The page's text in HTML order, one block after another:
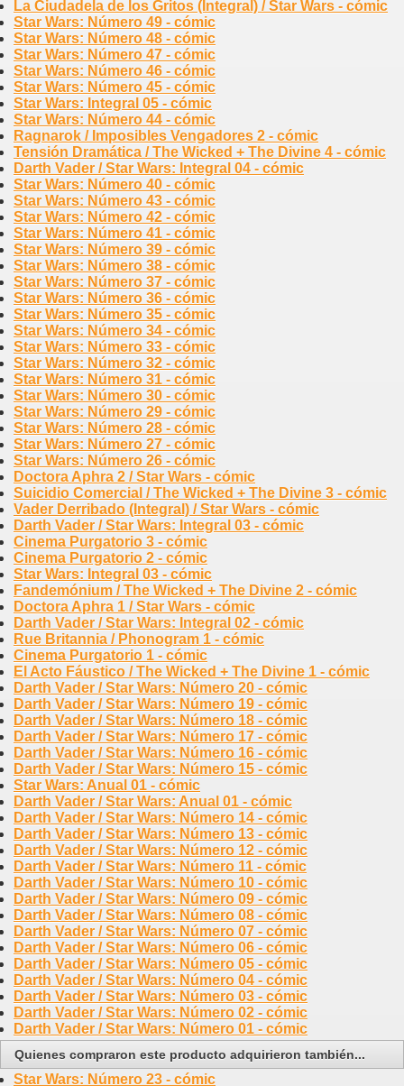
La Ciudadela de los Gritos (Integral) / Star Wars - cómic
Star Wars: Número 49 - cómic
Star Wars: Número 48 - cómic
Star Wars: Número 47 - cómic
Star Wars: Número 46 - cómic
Star Wars: Número 45 - cómic
Star Wars: Integral 05 - cómic
Star Wars: Número 44 - cómic
Ragnarok / Imposibles Vengadores 2 - cómic
Tensión Dramática / The Wicked + The Divine 4 - cómic
Darth Vader / Star Wars: Integral 04 - cómic
Star Wars: Número 40 - cómic
Star Wars: Número 43 - cómic
Star Wars: Número 42 - cómic
Star Wars: Número 41 - cómic
Star Wars: Número 39 - cómic
Star Wars: Número 38 - cómic
Star Wars: Número 37 - cómic
Star Wars: Número 36 - cómic
Star Wars: Número 35 - cómic
Star Wars: Número 34 - cómic
Star Wars: Número 33 - cómic
Star Wars: Número 32 - cómic
Star Wars: Número 31 - cómic
Star Wars: Número 30 - cómic
Star Wars: Número 29 - cómic
Star Wars: Número 28 - cómic
Star Wars: Número 27 - cómic
Star Wars: Número 26 - cómic
Doctora Aphra 2 / Star Wars - cómic
Suicidio Comercial / The Wicked + The Divine 3 - cómic
Vader Derribado (Integral) / Star Wars - cómic
Darth Vader / Star Wars: Integral 03 - cómic
Cinema Purgatorio 3 - cómic
Cinema Purgatorio 2 - cómic
Star Wars: Integral 03 - cómic
Fandemónium / The Wicked + The Divine 2 - cómic
Doctora Aphra 1 / Star Wars - cómic
Darth Vader / Star Wars: Integral 02 - cómic
Rue Britannia / Phonogram 1 - cómic
Cinema Purgatorio 1 - cómic
El Acto Fáustico / The Wicked + The Divine 1 - cómic
Darth Vader / Star Wars: Número 20 - cómic
Darth Vader / Star Wars: Número 19 - cómic
Darth Vader / Star Wars: Número 18 - cómic
Darth Vader / Star Wars: Número 17 - cómic
Darth Vader / Star Wars: Número 16 - cómic
Darth Vader / Star Wars: Número 15 - cómic
Star Wars: Anual 01 - cómic
Darth Vader / Star Wars: Anual 01 - cómic
Darth Vader / Star Wars: Número 14 - cómic
Darth Vader / Star Wars: Número 13 - cómic
Darth Vader / Star Wars: Número 12 - cómic
Darth Vader / Star Wars: Número 11 - cómic
Darth Vader / Star Wars: Número 10 - cómic
Darth Vader / Star Wars: Número 09 - cómic
Darth Vader / Star Wars: Número 08 - cómic
Darth Vader / Star Wars: Número 07 - cómic
Darth Vader / Star Wars: Número 06 - cómic
Darth Vader / Star Wars: Número 05 - cómic
Darth Vader / Star Wars: Número 04 - cómic
Darth Vader / Star Wars: Número 03 - cómic
Darth Vader / Star Wars: Número 02 - cómic
Darth Vader / Star Wars: Número 01 - cómic
Quienes compraron este producto adquirieron también...
Star Wars: Número 23 - cómic